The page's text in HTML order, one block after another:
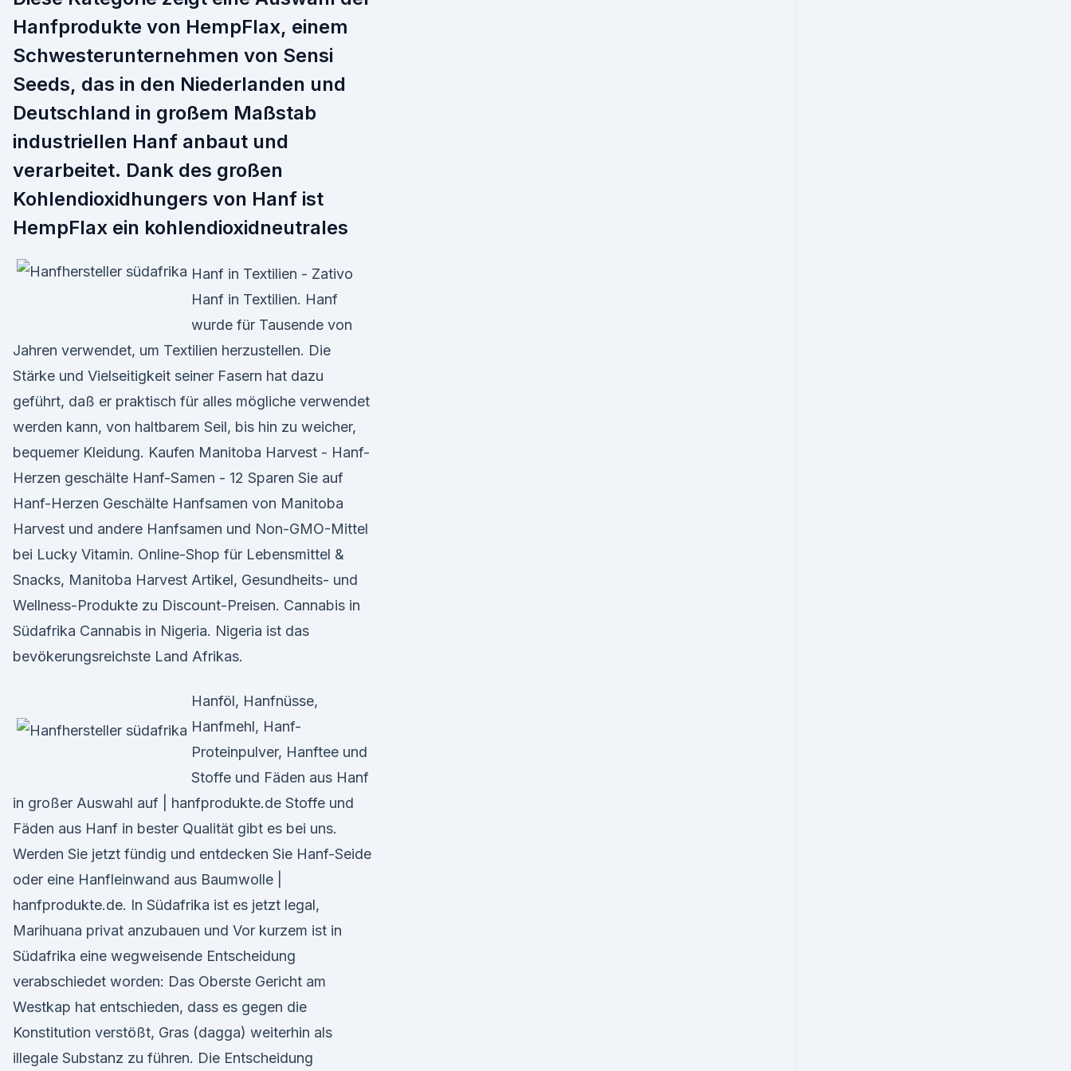
Hanfprodukte von HempFlax, einem
Schwesterunternehmen von Sensi
Seeds, das in den Niederlanden und
Deutschland in großem Maßstab
industriellen Hanf anbaut und
verarbeitet. Dank des großen
Kohlendioxidhungers von Hanf ist
HempFlax ein kohlendioxidneutrales
Hanf in Textilien - Zativo
Hanf in Textilien. Hanf
wurde für Tausende von
Jahren verwendet, um Textilien herzustellen. Die
Stärke und Vielseitigkeit seiner Fasern hat dazu
geführt, daß er praktisch für alles mögliche verwendet
werden kann, von haltbarem Seil, bis hin zu weicher,
bequemer Kleidung. Kaufen Manitoba Harvest - Hanf-
Herzen geschälte Hanf-Samen - 12 Sparen Sie auf
Hanf-Herzen Geschälte Hanfsamen von Manitoba
Harvest und andere Hanfsamen und Non-GMO-Mittel
bei Lucky Vitamin. Online-Shop für Lebensmittel &
Snacks, Manitoba Harvest Artikel, Gesundheits- und
Wellness-Produkte zu Discount-Preisen. Cannabis in
Südafrika Cannabis in Nigeria. Nigeria ist das
bevökerungsreichste Land Afrikas.
Hanföl, Hanfnüsse,
Hanfmehl, Hanf-
Proteinpulver, Hanftee und
Stoffe und Fäden aus Hanf
in großer Auswahl auf | hanfprodukte.de Stoffe und
Fäden aus Hanf in bester Qualität gibt es bei uns.
Werden Sie jetzt fündig und entdecken Sie Hanf-Seide
oder eine Hanfleinwand aus Baumwolle |
hanfprodukte.de. In Südafrika ist es jetzt legal,
Marihuana privat anzubauen und Vor kurzem ist in
Südafrika eine wegweisende Entscheidung
verabschiedet worden: Das Oberste Gericht am
Westkap hat entschieden, dass es gegen die
Konstitution verstößt, Gras (dagga) weiterhin als
illegale Substanz zu führen. Die Entscheidung